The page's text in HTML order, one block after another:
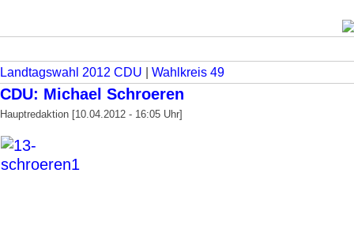
Landtagswahl 2012 CDU Wahlkreis 49
CDU: Michael Schroeren
Hauptredaktion [10.04.2012 - 16:05 Uhr]